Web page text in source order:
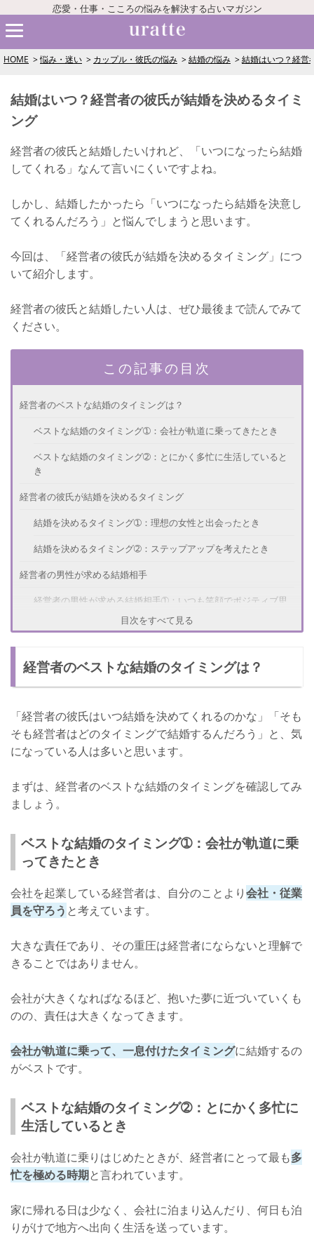
恋愛・仕事・こころの悩みを解決する占いマガジン
HOME 悩み・迷い カップル・彼氏の悩み 結婚の悩み 結婚はいつ？経営
結婚はいつ？経営者の彼氏が結婚を決めるタイミ
ング
経営者の彼氏と結婚したいけれど、「いつになったら結婚
してくれる」なんて言いにくいですよね。
しかし、結婚したかったら「いつになったら結婚を決意し
てくれるんだろう」と悩んでしまうと思います。
今回は、「経営者の彼氏が結婚を決めるタイミング」につ
いて紹介します。
経営者の彼氏と結婚したい人は、ぜひ最後まで読んでみて
ください。
この記事の目次
経営者のベストな結婚のタイミングは？
ベストな結婚のタイミング➀：会社が軌道に乗ってきたとき
ベストな結婚のタイミング➁：とにかく多忙に生活していると
き
経営者の彼氏が結婚を決めるタイミング
結婚を決めるタイミング➀：理想の女性と出会ったとき
結婚を決めるタイミング➁：ステップアップを考えたとき
経営者の男性が求める結婚相手
経営者の男性が求める結婚相手➀：いつも笑顔でポジティブ思
経営者の彼氏と結婚するデメリット：貧しい生活になる可能性
がある
目次をすべて見る
経営者のベストな結婚のタイミングは？
「経営者の彼氏はいつ結婚を決めてくれるのかな」「そも
そも経営者はどのタイミングで結婚するんだろう」と、気
になっている人は多いと思います。
まずは、経営者のベストな結婚のタイミングを確認してみ
ましょう。
ベストな結婚のタイミング➀：会社が軌道に乗
ってきたとき
会社を起業している経営者は、自分のことより会社・従業
員を守ろう と考えています。
大きな責任であり、その重圧は経営者にならないと理解で
きることではありません。
会社が大きくなればなるほど、抱いた夢に近づいていくも
のの、責任は大きくなってきます。
会社が軌道に乗って、一息付けたタイミングに結婚するの
がベストです。
ベストな結婚のタイミング➁：とにかく多忙に
生活しているとき
会社が軌道に乗りはじめたときが、経営者にとって最も多
忙を極める時期と言われています。
家に帰れる日は少なく、会社に泊まり込んだり、何日も泊
りがけで地方へ出向く生活を送っています。